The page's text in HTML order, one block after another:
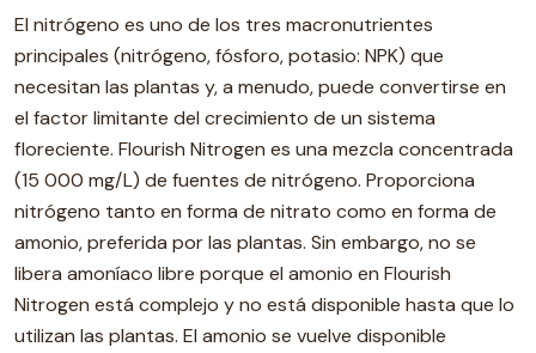
El nitrógeno es uno de los tres macronutrientes
principales (nitrógeno, fósforo, potasio: NPK) que
necesitan las plantas y, a menudo, puede convertirse en
el factor limitante del crecimiento de un sistema
floreciente. Flourish Nitrogen es una mezcla concentrada
(15 000 mg/L) de fuentes de nitrógeno. Proporciona
nitrógeno tanto en forma de nitrato como en forma de
amonio, preferida por las plantas. Sin embargo, no se
libera amoníaco libre porque el amonio en Flourish
Nitrogen está complejo y no está disponible hasta que lo
utilizan las plantas. El amonio se vuelve disponible